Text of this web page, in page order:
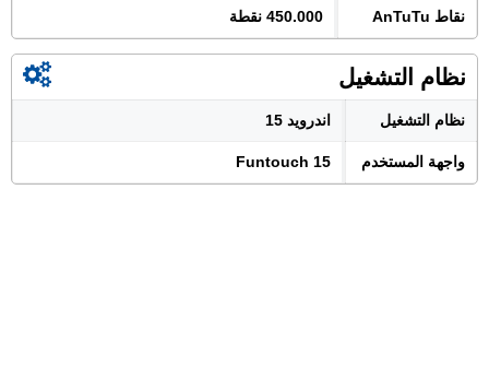
نقاط AnTuTu 450.000 نقطة
نظام التشغيل
نظام التشغيل اندرويد 15
واجهة المستخدم Funtouch 15